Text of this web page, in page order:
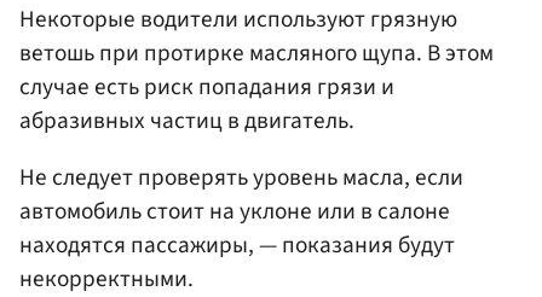
Некоторые водители используют грязную
ветошь при протирке масляного щупа. В этом
случае есть риск попадания грязи и
абразивных частиц в двигатель.
Не следует проверять уровень масла, если
автомобиль стоит на уклоне или в салоне
находятся пассажиры, — показания будут
некорректными.